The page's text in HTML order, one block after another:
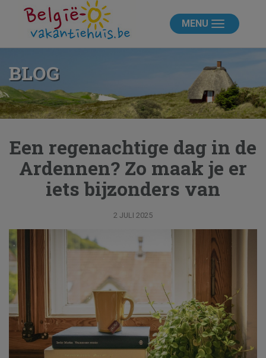
MENU
BLOG
Een regenachtige dag in de
Ardennen? Zo maak je er
iets bijzonders van
2 JULI 2025